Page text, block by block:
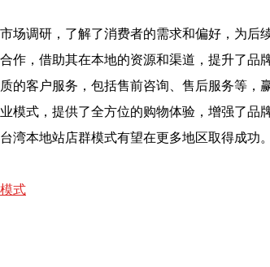
场调研，了解了消费者的需求和偏好，为后
作，借助其在本地的资源和渠道，提升了品
的客户服务，包括售前咨询、售后服务等，
模式，提供了全方位的购物体验，增强了
湾本地站店群模式有望在更多地区取得成功。
式